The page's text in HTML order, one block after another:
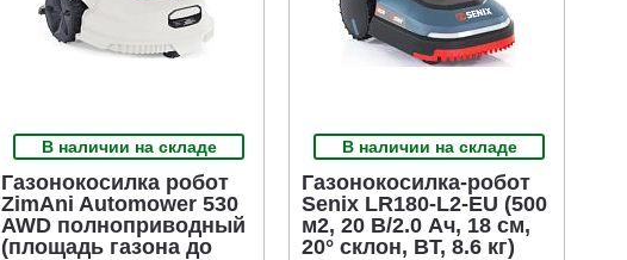
В наличии на складе
Газонокосилка робот
ZimAni Automower 530
AWD полноприводный
(площадь газона до
В наличии на складе
Газонокосилка-робот
Senix LR180-L2-EU (500
м2, 20 В/2.0 Ач, 18 см,
20° склон, BT, 8.6 кг)